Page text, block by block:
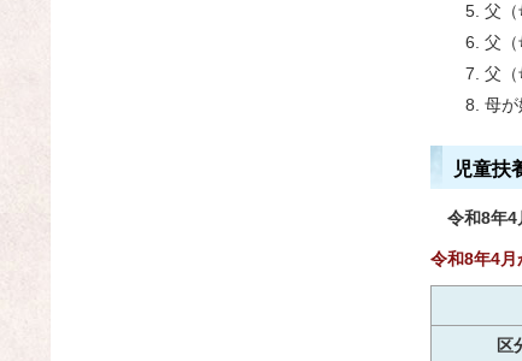
父（
父（
父（
母が
児童扶
令和8年4
令和8年4月
区